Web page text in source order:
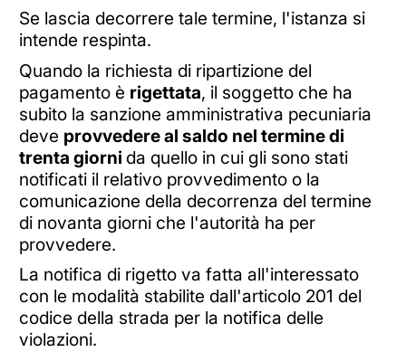
Se lascia decorrere tale termine, l'istanza si
intende respinta.
Quando la richiesta di ripartizione del
pagamento è rigettata, il soggetto che ha
subito la sanzione amministrativa pecuniaria
deve provvedere al saldo nel termine di
trenta giorni da quello in cui gli sono stati
notificati il relativo provvedimento o la
comunicazione della decorrenza del termine
di novanta giorni che l'autorità ha per
provvedere.
La notifica di rigetto va fatta all'interessato
con le modalità stabilite dall'articolo 201 del
codice della strada per la notifica delle
violazioni.